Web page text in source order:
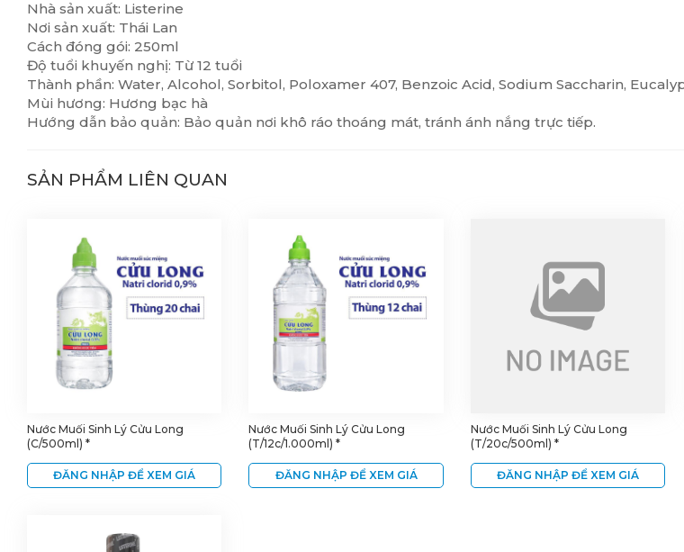
Nhà sản xuất: Listerine
Nơi sản xuất: Thái Lan
Cách đóng gói: 250ml
Độ tuổi khuyến nghị: Từ 12 tuổi
Thành phần: Water, Alcohol, Sorbitol, Poloxamer 407, Benzoic Acid, Sodium Saccharin,
Mùi hương: Hương bạc hà
Hướng dẫn bảo quản: Bảo quản nơi khô ráo thoáng mát, tránh ánh nắng trực tiếp.
SẢN PHẨM LIÊN QUAN
Nước Muối Sinh Lý Cửu Long
(C/500ml) *
ĐĂNG NHẬP ĐỂ XEM GIÁ
Nước Muối Sinh Lý Cửu Long
(T/12c/1.000ml) *
ĐĂNG NHẬP ĐỂ XEM GIÁ
Nước Muối Sinh Lý Cửu Long
(T/20c/500ml) *
ĐĂNG NHẬP ĐỂ XEM GIÁ